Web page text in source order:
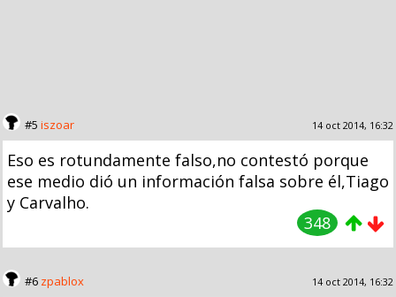
#5 iszoar 14 oct 2014, 16:32
Eso es rotundamente falso,no contestó porque
ese medio dió un información falsa sobre él,Tiago
y Carvalho.
348
#6 zpablox 14 oct 2014, 16:32